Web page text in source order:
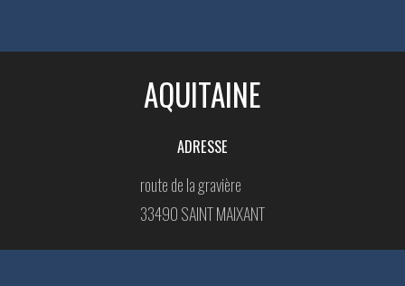
AQUITAINE
ADRESSE
route de la gravière
33490 SAINT MAIXANT